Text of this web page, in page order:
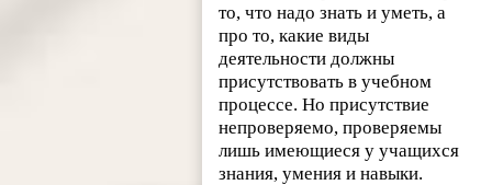
то, что надо знать и уметь, а
про то, какие виды
деятельности должны
присутствовать в учебном
процессе. Но присутствие
непроверяемо, проверяемы
лишь имеющиеся у учащихся
знания, умения и навыки.